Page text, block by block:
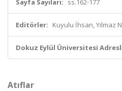
Sayfa Sayıları: ss.162-177
Editörler: Kuyulu İhsan, Yılmaz
Dokuz Eylül Üniversitesi
Atıflar